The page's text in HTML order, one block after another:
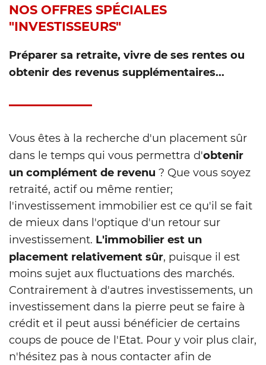
NOS OFFRES SPÉCIALES
"INVESTISSEURS"
Préparer sa retraite, vivre de ses rentes ou
obtenir des revenus supplémentaires...
Vous êtes à la recherche d'un placement sûr
dans le temps qui vous permettra d'obtenir
un complément de revenu ? Que vous soyez
retraité, actif ou même rentier;
l'investissement immobilier est ce qu'il se fait
de mieux dans l'optique d'un retour sur
investissement. L'immobilier est un
placement relativement sûr, puisque il est
moins sujet aux fluctuations des marchés.
Contrairement à d'autres investissements, un
investissement dans la pierre peut se faire à
crédit et il peut aussi bénéficier de certains
coups de pouce de l'Etat. Pour y voir plus clair,
n'hésitez pas à nous contacter afin de